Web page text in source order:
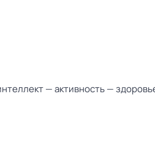
— активность —